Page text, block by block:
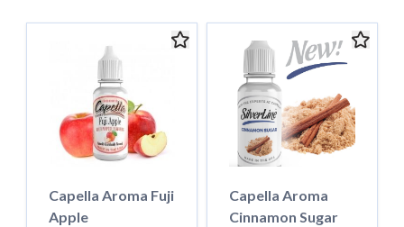
Capella Aroma Fuji
Apple
Capella Aroma
Cinnamon Sugar